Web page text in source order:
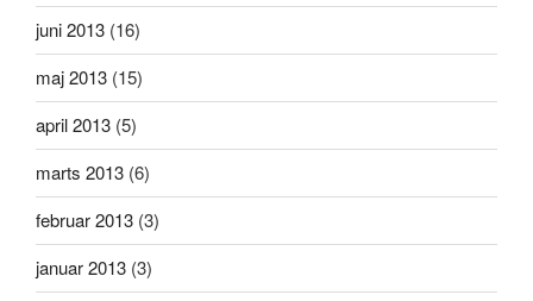
juni 2013 (16)
maj 2013 (15)
april 2013 (5)
marts 2013 (6)
februar 2013 (3)
januar 2013 (3)